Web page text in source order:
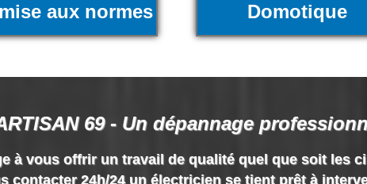
aux normes Domotique
69 - Un dépannage
à vous offrir un travail de qualité quel que soit les
contacter 24h/24 un électricien se tient prêt à